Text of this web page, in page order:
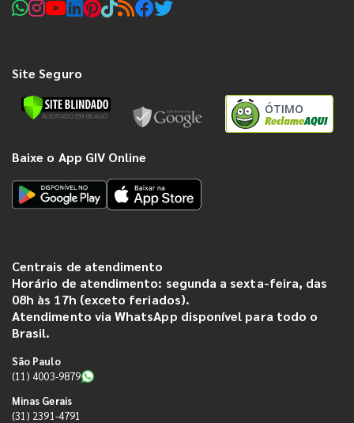
Site Seguro
ÓTIMO
Baixe o App GIV Online
Centrais de atendimento
Horário de atendimento: segunda a sexta-feira, das
08h às 17h (exceto feriados).
Atendimento via WhatsApp disponível para todo o
Brasil.
São Paulo
(11) 4003-9879
Minas Gerais
(31) 2391-4791